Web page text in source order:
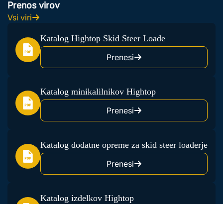
Prenos virov
Vsi viri
Katalog Hightop Skid Steer Loade
Prenesi
Katalog minikalilnikov Hightop
Prenesi
Katalog dodatne opreme za skid steer loaderje
Prenesi
Katalog izdelkov Hightop